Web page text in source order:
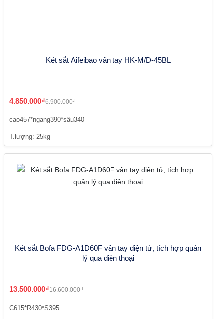
Két sắt Aifeibao vân tay HK-M/D-45BL
4.850.000₫6.900.000₫
cao457*ngang390*sâu340
T.lượng: 25kg
Két sắt Bofa FDG-A1D60F vân tay điện tử, tích hợp quản
lý qua điện thoại
13.500.000₫16.600.000₫
C615*R430*S395